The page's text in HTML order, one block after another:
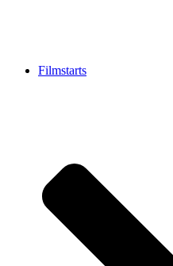
Filmstarts